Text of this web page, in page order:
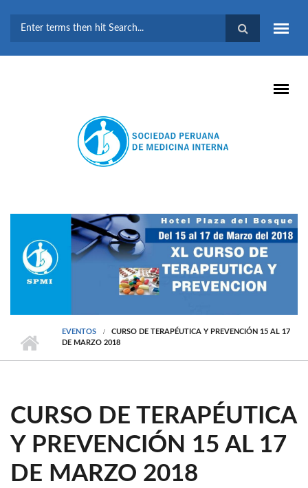
BÚSQUEDA
EVENTOS
CURSO DE TERAPÉUTICA Y PREVENCIÓN 15 AL 17
DE MARZO 2018
CURSO DE TERAPÉUTICA
Y PREVENCIÓN 15 AL 17
DE MARZO 2018